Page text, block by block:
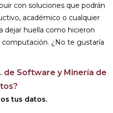
con soluciones que podrán
académico o cualquier
dejar huella como hicieron
¿No te gustaría
de Software y Minería de
tus datos.